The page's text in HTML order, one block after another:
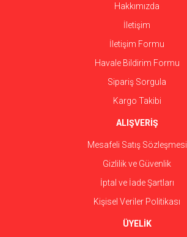
Gönder
Hakkımızda
İletişim
İletişim Formu
Havale Bildirim Formu
Sipariş Sorgula
Kargo Takibi
ALIŞVERİŞ
Mesafeli Satış Sözleşmesi
Gizlilik ve Güvenlik
İptal ve İade Şartları
Kişisel Veriler Politikası
ÜYELİK